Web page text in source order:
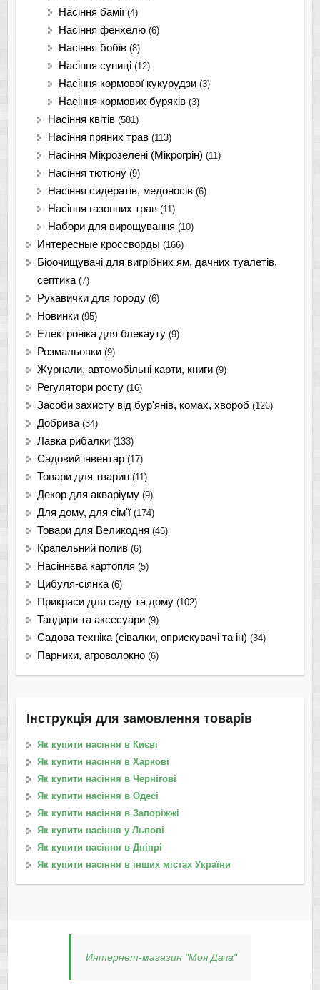
Насіння бамії (4)
Насіння фенхелю (6)
Насіння бобів (8)
Насіння суниці (12)
Насіння кормової кукурудзи (3)
Насіння кормових буряків (3)
Насіння квітів (581)
Насіння пряних трав (113)
Насіння Мікрозелені (Мікрогрін) (11)
Насіння тютюну (9)
Насіння сидератів, медоносів (6)
Насіння газонних трав (11)
Набори для вирощування (10)
Интересные кроссворды (166)
Біоочищувачі для вигрібних ям, дачних туалетів,
септика (7)
Рукавички для городу (6)
Новинки (95)
Електроніка для блекауту (9)
Розмальовки (9)
Журнали, автомобільні карти, книги (9)
Регулятори росту (16)
Засоби захисту від бур'янів, комах, хвороб (126)
Добрива (34)
Лавка рибалки (133)
Садовий інвентар (17)
Товари для тварин (11)
Декор для акваріуму (9)
Для дому, для сім'ї (174)
Товари для Великодня (45)
Крапельний полив (6)
Насіннєва картопля (5)
Цибуля-сіянка (6)
Прикраси для саду та дому (102)
Тандири та аксесуари (9)
Садова техніка (сівалки, оприскувачі та ін) (34)
Парники, агроволокно (6)
Інструкція для замовлення товарів
Як купити насіння в Києві
Як купити насіння в Харкові
Як купити насіння в Чернігові
Як купити насіння в Одесі
Як купити насіння в Запоріжжі
Як купити насіння у Львові
Як купити насіння в Дніпрі
Як купити насіння в інших містах України
Интернет-магазин "Моя Дача"